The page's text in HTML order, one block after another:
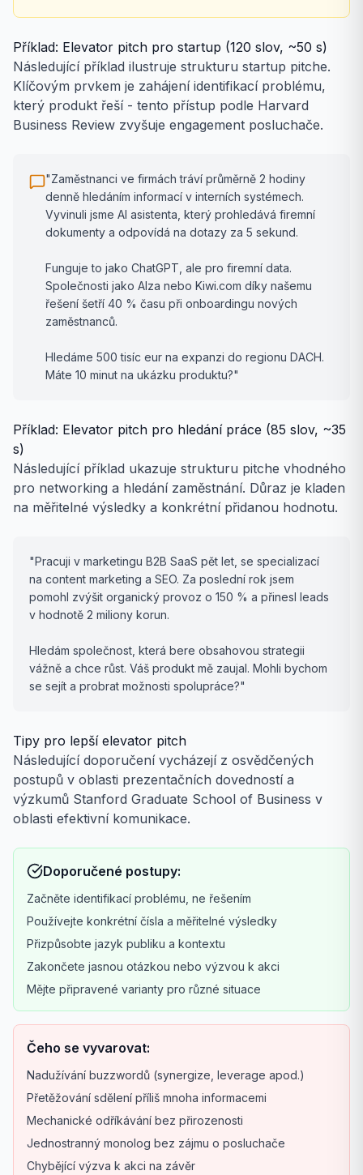
Příklad: Elevator pitch pro startup (120 slov, ~50 s)
Následující příklad ilustruje strukturu startup pitche.
Klíčovým prvkem je zahájení identifikací problému,
který produkt řeší - tento přístup podle Harvard
Business Review zvyšuje engagement posluchače.
"Zaměstnanci ve firmách tráví průměrně 2 hodiny
denně hledáním informací v interních systémech.
Vyvinuli jsme AI asistenta, který prohledává firemní
dokumenty a odpovídá na dotazy za 5 sekund.
Funguje to jako ChatGPT, ale pro firemní data.
Společnosti jako Alza nebo Kiwi.com díky našemu
řešení šetří 40 % času při onboardingu nových
zaměstnanců.
Hledáme 500 tisíc eur na expanzi do regionu DACH.
Máte 10 minut na ukázku produktu?"
Příklad: Elevator pitch pro hledání práce (85 slov, ~35
s)
Následující příklad ukazuje strukturu pitche vhodného
pro networking a hledání zaměstnání. Důraz je kladen
na měřitelné výsledky a konkrétní přidanou hodnotu.
"Pracuji v marketingu B2B SaaS pět let, se specializací
na content marketing a SEO. Za poslední rok jsem
pomohl zvýšit organický provoz o 150 % a přinesl leads
v hodnotě 2 miliony korun.
Hledám společnost, která bere obsahovou strategii
vážně a chce růst. Váš produkt mě zaujal. Mohli bychom
se sejít a probrat možnosti spolupráce?"
Tipy pro lepší elevator pitch
Následující doporučení vycházejí z osvědčených
postupů v oblasti prezentačních dovedností a
výzkumů Stanford Graduate School of Business v
oblasti efektivní komunikace.
Doporučené postupy:
Začněte identifikací problému, ne řešením
Používejte konkrétní čísla a měřitelné výsledky
Přizpůsobte jazyk publiku a kontextu
Zakončete jasnou otázkou nebo výzvou k akci
Mějte připravené varianty pro různé situace
Čeho se vyvarovat:
Nadužívání buzzwordů (synergize, leverage apod.)
Přetěžování sdělení příliš mnoha informacemi
Mechanické odříkávání bez přirozenosti
Jednostranný monolog bez zájmu o posluchače
Chybějící výzva k akci na závěr